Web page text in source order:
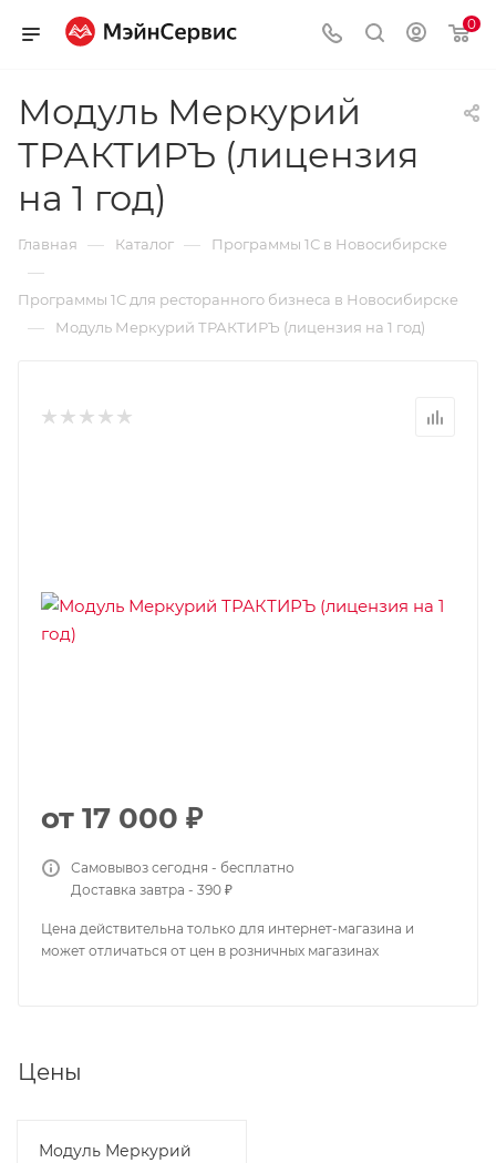
0
Модуль Меркурий
ТРАКТИРЪ (лицензия
на 1 год)
Главная — Каталог — Программы 1С в Новосибирске
—
Программы 1С для ресторанного бизнеса в Новосибирске
— Модуль Меркурий ТРАКТИРЪ (лицензия на 1 год)
от 17 000 ₽
Самовывоз сегодня - бесплатно
Доставка завтра - 390 ₽
Цена действительна только для интернет-магазина и
может отличаться от цен в розничных магазинах
Цены
Модуль Меркурий